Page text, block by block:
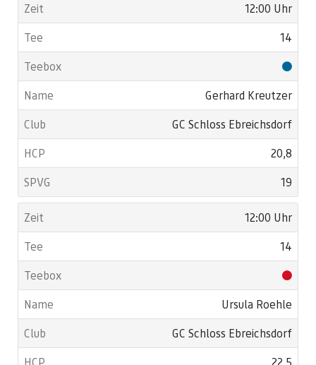
12:00 Uhr
14
Gerhard Kreutzer
GC Schloss Ebreichsdorf
20,8
19
12:00 Uhr
14
Ursula Roehle
GC Schloss Ebreichsdorf